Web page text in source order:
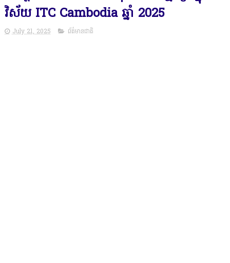
វិស័យ ITC Cambodia ឆ្នាំ 2025
July 21, 2025 ព័ត៌មានជាតិ